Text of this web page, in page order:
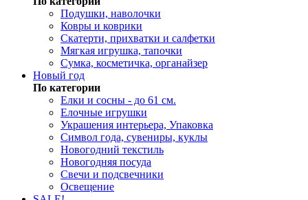
Подушки, наволочки
Ковры и коврики
Скатерти, прихватки и салфетки
Мягкая игрушка, тапочки
Сумка, косметичка, органайзер
Новый год
По категории
Елки и сосны - до 61 см.
Елочные игрушки
Украшения интерьера, Упаковка
Символ года, сувениры, куклы
Новогодний текстиль
Новогодняя посуда
Свечи и подсвечники
Освещение